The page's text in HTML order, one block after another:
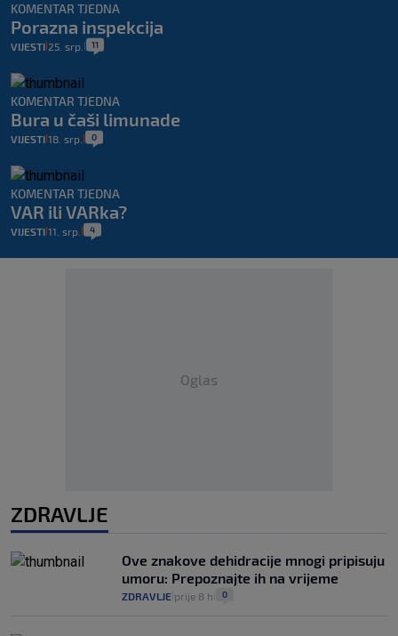
KOMENTAR TJEDNA
Porazna inspekcija
VIJESTI 25. srp. 11
KOMENTAR TJEDNA
Bura u čaši limunade
VIJESTI 18. srp. 0
KOMENTAR TJEDNA
VAR ili VARka?
VIJESTI 11. srp. 4
Oglas
ZDRAVLJE
Ove znakove dehidracije mnogi pripisuju
umoru: Prepoznajte ih na vrijeme
ZDRAVLJE prije 8 h 0